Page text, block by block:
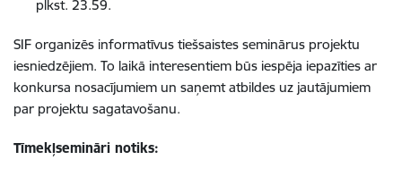
plkst. 23.59.
SIF organizēs informatīvus tiešsaistes seminārus projektu
iesniedzējiem. To laikā interesentiem būs iespēja iepazīties ar
konkursa nosacījumiem un saņemt atbildes uz jautājumiem
par projektu sagatavošanu.
Tīmekļsemināri notiks: